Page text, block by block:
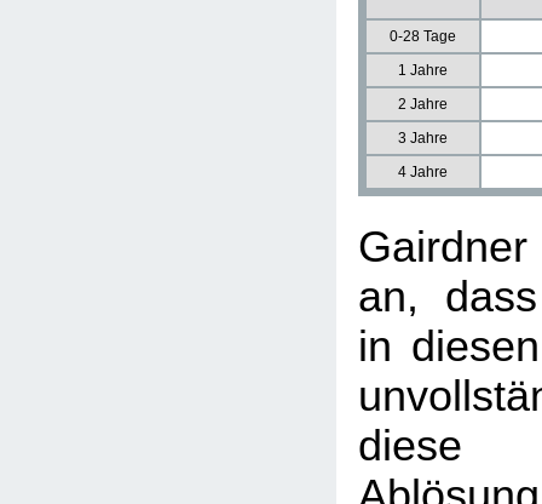
0-28 Tage
1 Jahre
2 Jahre
3 Jahre
4 Jahre
an,
in
diese